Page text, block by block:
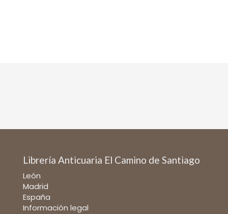
Librería Anticuaria El Camino de Santiago
León
Madrid
España
Información legal